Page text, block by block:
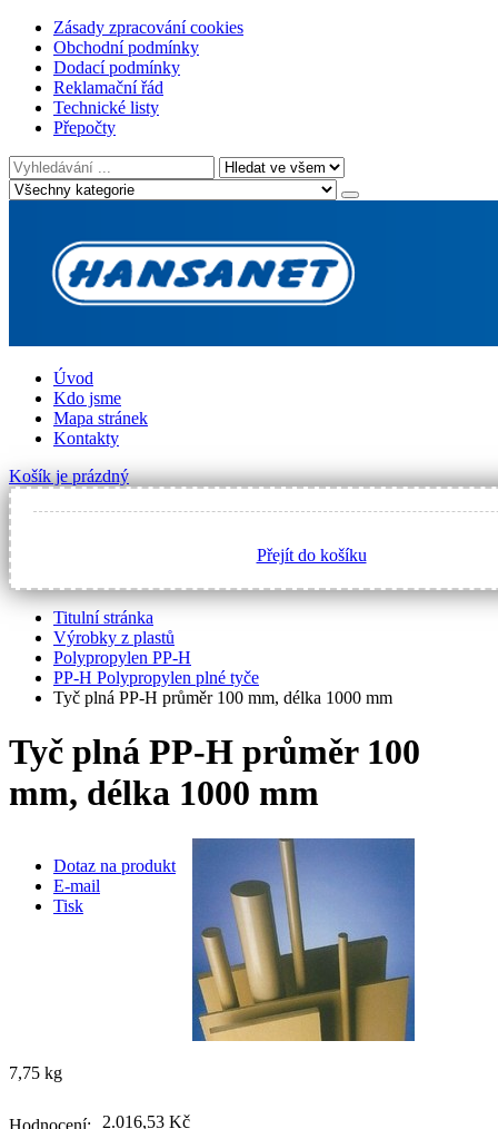
Zásady zpracování cookies
Obchodní podmínky
Dodací podmínky
Reklamační řád
Technické listy
Přepočty
Úvod
Kdo jsme
Mapa stránek
Kontakty
Košík je prázdný
Přejít do košíku
Titulní stránka
Výrobky z plastů
Polypropylen PP-H
PP-H Polypropylen plné tyče
Tyč plná PP-H průměr 100 mm, délka 1000 mm
Tyč plná PP-H průměr 100
mm, délka 1000 mm
Dotaz na produkt
E-mail
Tisk
7,75 kg
Hodnocení:
2.016,53 Kč